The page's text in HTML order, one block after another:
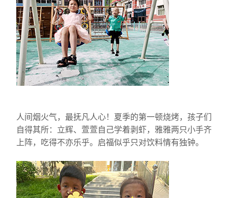
人间烟火气，最抚凡人心！夏季的第一顿烧烤，孩子们
自得其所：立辉、萱萱自己学着剥虾，雅雅两只小手齐
上阵，吃得不亦乐乎。启福似乎只对饮料情有独钟。